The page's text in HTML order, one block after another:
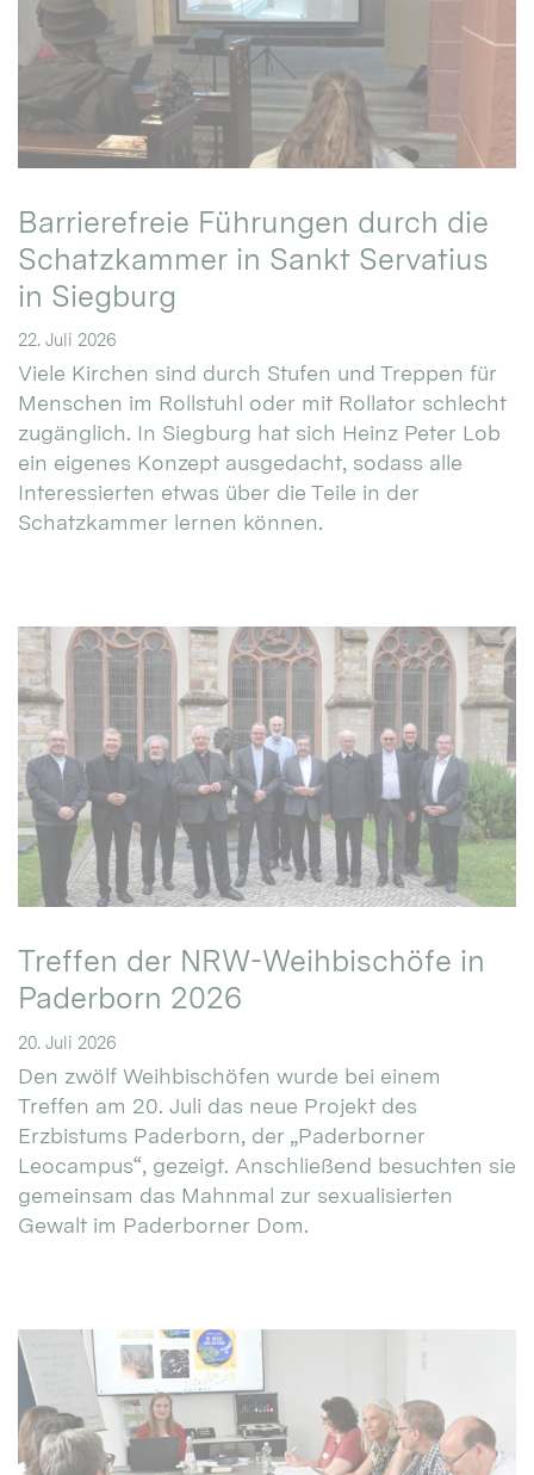
Barrierefreie Führungen durch die
Schatzkammer in Sankt Servatius
in Siegburg
22. Juli 2026
Viele Kirchen sind durch Stufen und Treppen für
Menschen im Rollstuhl oder mit Rollator schlecht
zugänglich. In Siegburg hat sich Heinz Peter Lob
ein eigenes Konzept ausgedacht, sodass alle
Interessierten etwas über die Teile in der
Schatzkammer lernen können.
Treffen der NRW-Weihbischöfe in
Paderborn 2026
20. Juli 2026
Den zwölf Weihbischöfen wurde bei einem
Treffen am 20. Juli das neue Projekt des
Erzbistums Paderborn, der „Paderborner
Leocampus“, gezeigt. Anschließend besuchten sie
gemeinsam das Mahnmal zur sexualisierten
Gewalt im Paderborner Dom.